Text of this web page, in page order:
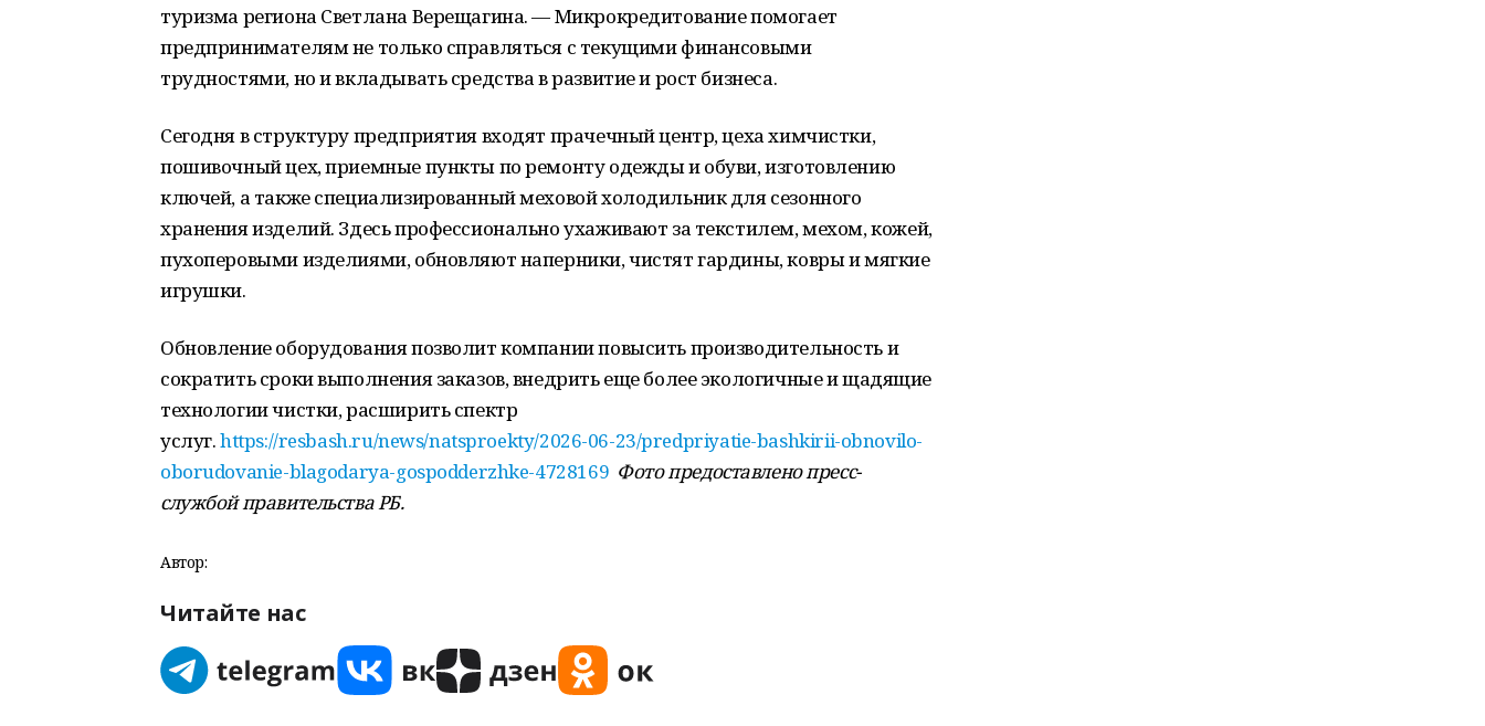
туризма региона Светлана Верещагина. — Микрокредитование помогает
предпринимателям не только справляться с текущими финансовыми
трудностями, но и вкладывать средства в развитие и рост бизнеса.
Сегодня в структуру предприятия входят прачечный центр, цеха химчистки,
пошивочный цех, приемные пункты по ремонту одежды и обуви, изготовлению
ключей, а также специализированный меховой холодильник для сезонного
хранения изделий. Здесь профессионально ухаживают за текстилем, мехом, кожей,
пухоперовыми изделиями, обновляют наперники, чистят гардины, ковры и мягкие
игрушки.
Обновление оборудования позволит компании повысить производительность и
сократить сроки выполнения заказов, внедрить еще более экологичные и щадящие
технологии чистки, расширить спектр
услуг.https://resbash.ru/news/natsproekty/2026-06-23/predpriyatie-bashkirii-obnovilo-
oborudovanie-blagodarya-gospodderzhke-4728169 Фото предоставлено пресс-
службой правительства РБ.
Автор:
Читайте нас